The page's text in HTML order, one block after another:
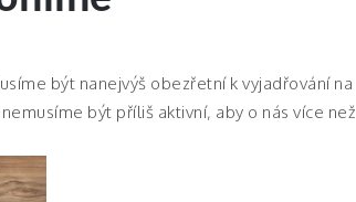
být nanejvýš obezřetní k vyjadřování na
být příliš aktivní, aby o nás více než